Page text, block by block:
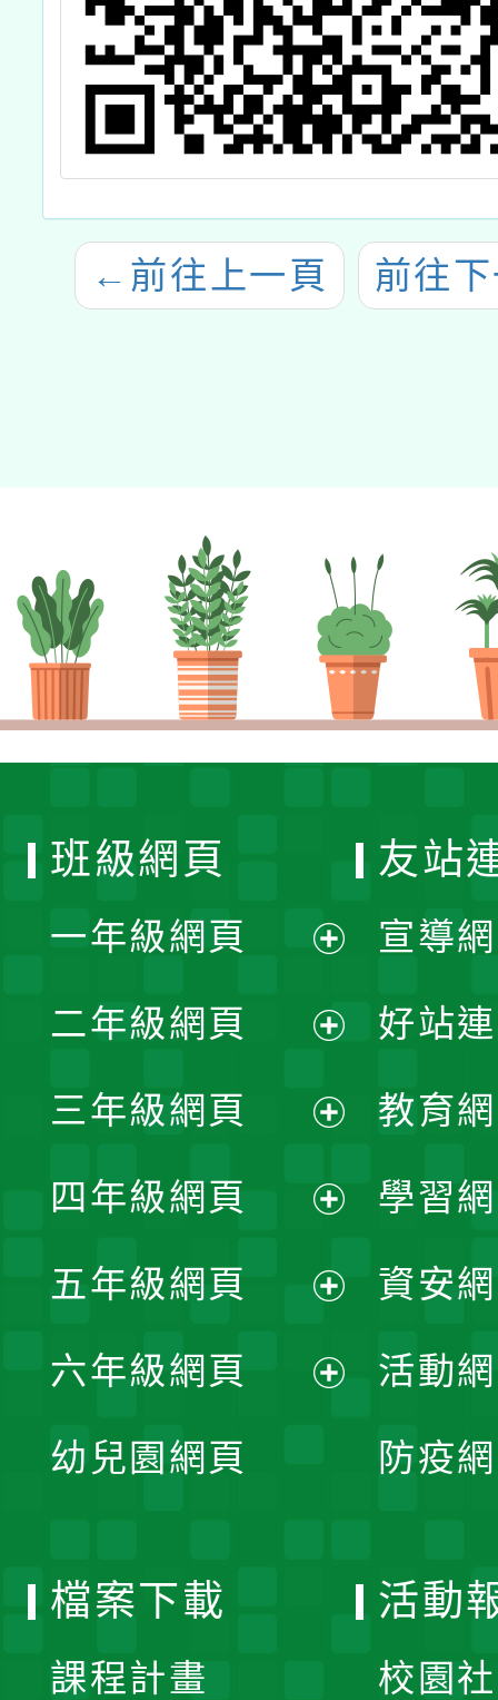
← 前往上一頁 前往
班級網頁
一年級網頁
開
選
單
二年級網頁
開
選
單
三年級網頁
開
選
單
四年級網頁
開
選
五年級網頁
開
六年級網頁
幼兒園網頁
友站
宣導
好站
教育
學習
資安
活動
防疫
檔案下載
課程計畫
活動
校園